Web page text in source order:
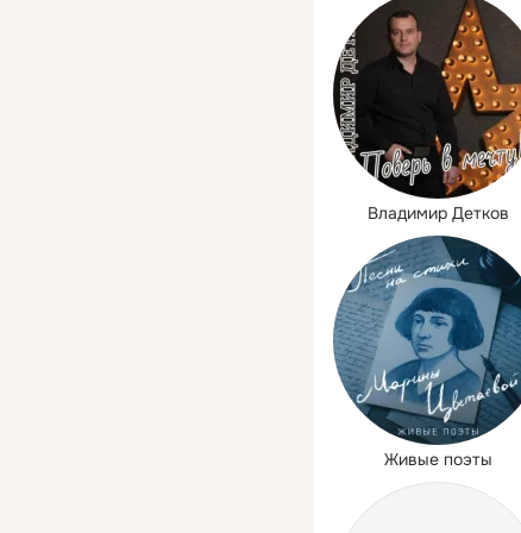
Владимир Детков
Живые поэты